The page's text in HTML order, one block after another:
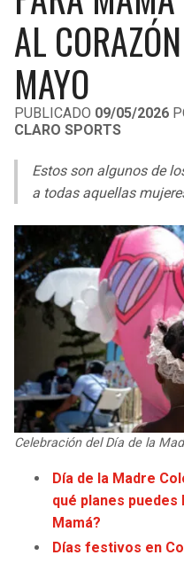
LIGA DE EXPANSIÓN MX
LEAGUES CUP
UEFA EUROPA LEAGUE
UEFA CONFERENCE LEAGUE
MLS
COPA LIBERTADORES
COPA SUDAMERICANA
OTRAS LIGAS
RAIDERS
CHARGERS
RAVENS
BROWNS
STEELERS
TEXANS
COLTS
JAGUARS
COWBOYS
GIANTS
CAVALIERS
PISTONS
PACERS
HAWKS
HORNETS
HEAT
MAGIC
WIZARDS
CLIPPERS
LAKERS
AL
MAYO
PUBLICADO 09/05/2026
CLARO SPORTS
Estos son algunos de
a todas aquellas
Celebración del Día de la
Día de la Madre
qué planes
Mamá?
Días festivos en